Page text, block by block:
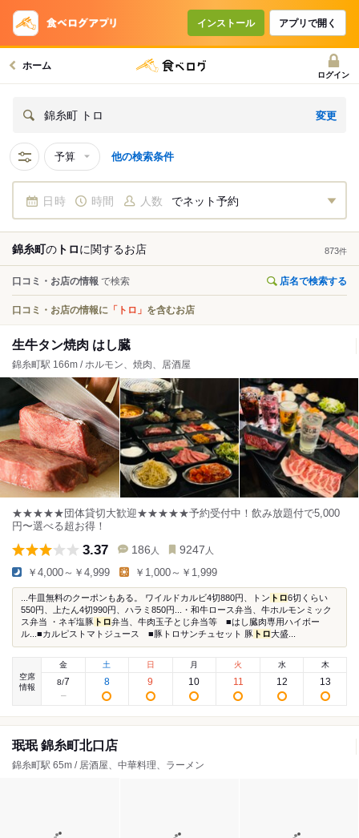
インストール アプリで開く
ホーム
ログイン
錦糸町 トロ 変更
予算 他の検索条件
日時 時間 人数 でネット予約
錦糸町の トロに関するお店 873件
口コミ・お店の情報 で検索 店名で検索する
口コミ・お店の情報に 「トロ」 を含むお店
生牛タン焼肉 はし臓
錦糸町駅 166m / ホルモン、焼肉、居酒屋
★★★★★団体貸切大歓迎★★★★★予約受付中！飲み放題付で5,000
円〜選べる超お得！
3.37 186 人 9247 人
￥4,000～￥4,999 ￥1,000～￥1,999
...牛皿無料のクーポンもある。 ワイルドカルビ4切880円、トン トロ6切くらい
550円、上たん4切990円、ハラミ850円...・和牛ロース弁当、牛ホルモンミック
ス弁当 ・ネギ塩豚 トロ弁当、牛肉玉子とじ弁当等 ■はし臓肉専用ハイボー
ル...■カルピストマトジュース ■豚トロサンチュセット 豚 トロ大盛...
空席
情報
金
8/7
土
8
日
9
月
10
火
11
水
12
木
13
珉珉 錦糸町北口店
錦糸町駅 65m / 居酒屋、中華料理、ラーメン